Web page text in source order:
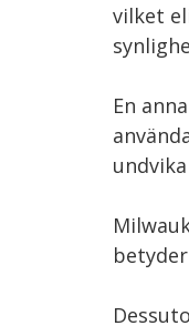
vilket
En